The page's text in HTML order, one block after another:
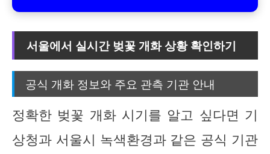
서울에서 실시간 벚꽃 개화 상황 확인하기
공식 개화 정보와 주요 관측 기관 안내
정확한 벚꽃 개화 시기를 알고 싶다면 기
상청과 서울시 녹색환경과 같은 공식 기관